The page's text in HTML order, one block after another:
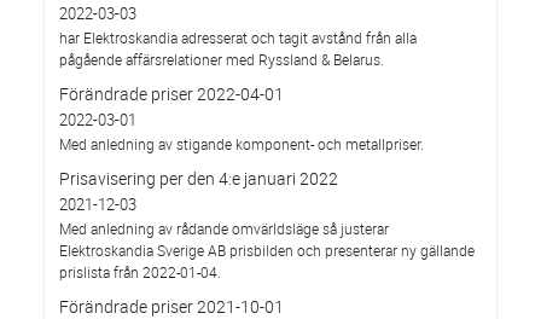
2022-03-03
har Elektroskandia adresserat och tagit avstånd från alla
pågående affärsrelationer med Ryssland & Belarus.
Förändrade priser 2022-04-01
2022-03-01
Med anledning av stigande komponent- och metallpriser.
Prisavisering per den 4:e januari 2022
2021-12-03
Med anledning av rådande omvärldsläge så justerar
Elektroskandia Sverige AB prisbilden och presenterar ny gällande
prislista från 2022-01-04.
Förändrade priser 2021-10-01